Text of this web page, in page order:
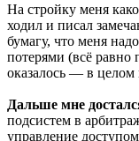
На стройку меня
ходил и писал
бумагу, что меня
потерями (всё
оказалось — в целом
Дальше мне
подсистем в
управление